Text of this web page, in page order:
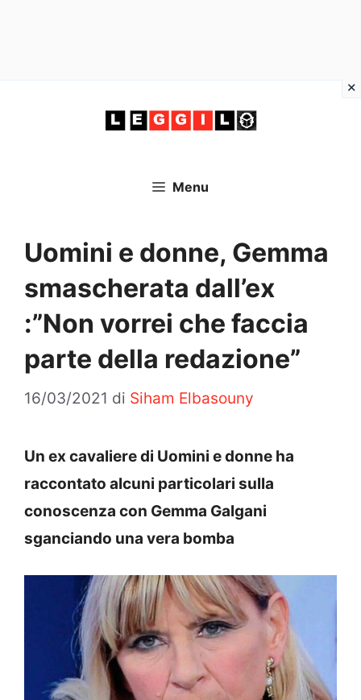
Menu
Uomini e donne, Gemma
smascherata dall’ex
:”Non vorrei che faccia
parte della redazione”
16/03/2021 di Siham Elbasouny
Un ex cavaliere di Uomini e donne ha
raccontato alcuni particolari sulla
conoscenza con Gemma Galgani
sganciando una vera bomba